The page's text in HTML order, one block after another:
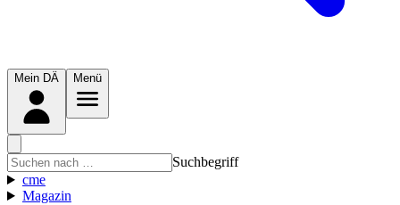
Mein DÄ Menü
Suchbegriff
cme
Magazin